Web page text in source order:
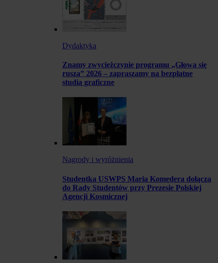
Dydaktyka
Znamy zwyciężczynie programu „Głowa się
rusza” 2026 – zapraszamy na bezpłatne
studia graficzne
Nagrody i wyróżnienia
Studentka USWPS Maria Komędera dołącza
do Rady Studentów przy Prezesie Polskiej
Agencji Kosmicznej